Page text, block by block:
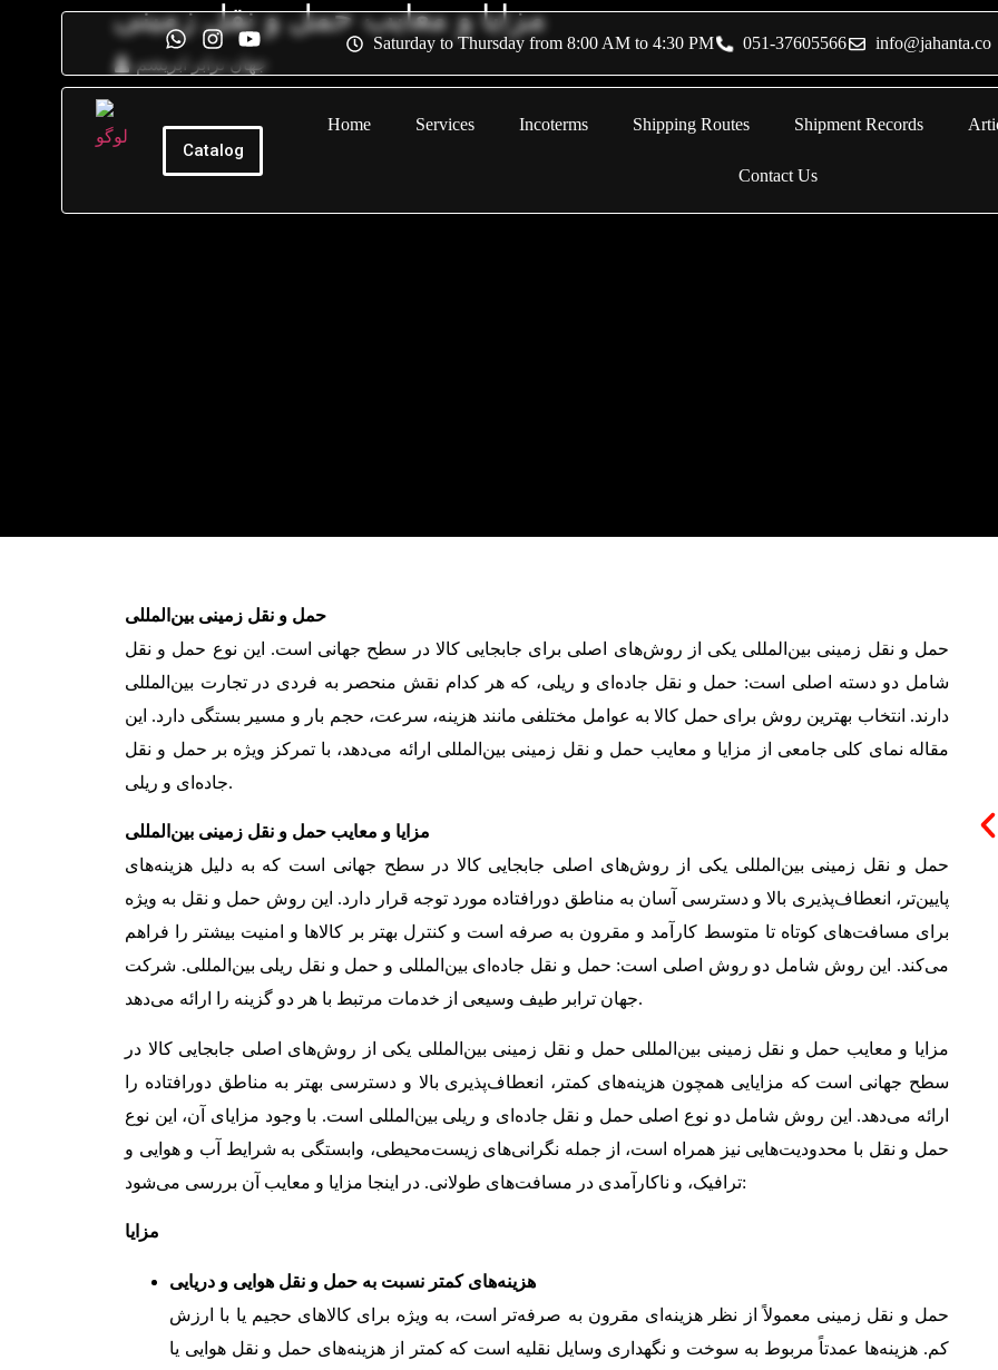
Saturday to Thursday from 8:00 AM to 4:30 PM 051-37605566 info@jahanta.co
Catalog
Home Services Incoterms Shipping Routes Shipment Records
Contact Us
مزایا و معایب حمل و نقل زمینی
جهان ترابر ابریشم
حمل و نقل زمینی بین‌المللی
حمل و نقل زمینی بین‌المللی یکی از روش‌های اصلی برای جابجایی کالا در سطح جهانی است. این نوع حمل و نقل
شامل دو دسته اصلی است: حمل و نقل جاده‌ای و ریلی، که هر کدام نقش منحصر به فردی در تجارت بین‌المللی
دارند. انتخاب بهترین روش برای حمل کالا به عوامل مختلفی مانند هزینه، سرعت، حجم بار و مسیر بستگی دارد. این
مقاله نمای کلی جامعی از مزایا و معایب حمل و نقل زمینی بین‌المللی ارائه می‌دهد، با تمرکز ویژه بر حمل و نقل
جاده‌ای و ریلی.
مزایا و معایب حمل و نقل زمینی بین‌المللی
حمل و نقل زمینی بین‌المللی یکی از روش‌های اصلی جابجایی کالا در سطح جهانی است که به دلیل هزینه‌های
پایین‌تر، انعطاف‌پذیری بالا و دسترسی آسان به مناطق دورافتاده مورد توجه قرار دارد. این روش حمل و نقل به ویژه
برای مسافت‌های کوتاه تا متوسط کارآمد و مقرون به صرفه است و کنترل بهتر بر کالاها و امنیت بیشتر را فراهم
می‌کند. این روش شامل دو روش اصلی است: حمل و نقل جاده‌ای بین‌المللی و حمل و نقل ریلی بین‌المللی. شرکت
جهان ترابر طیف وسیعی از خدمات مرتبط با هر دو گزینه را ارائه می‌دهد.
مزایا و معایب حمل و نقل زمینی بین‌المللی حمل و نقل زمینی بین‌المللی یکی از روش‌های اصلی جابجایی کالا در
سطح جهانی است که مزایایی همچون هزینه‌های کمتر، انعطاف‌پذیری بالا و دسترسی بهتر به مناطق دورافتاده را
ارائه می‌دهد. این روش شامل دو نوع اصلی حمل و نقل جاده‌ای و ریلی بین‌المللی است. با وجود مزایای آن، این نوع
حمل و نقل با محدودیت‌هایی نیز همراه است، از جمله نگرانی‌های زیست‌محیطی، وابستگی به شرایط آب و هوایی و
ترافیک، و ناکارآمدی در مسافت‌های طولانی. در اینجا مزایا و معایب آن بررسی می‌شود:
مزایا
هزینه‌های کمتر نسبت به حمل و نقل هوایی و دریایی
حمل و نقل زمینی معمولاً از نظر هزینه‌ای مقرون به صرفه‌تر است، به ویژه برای کالاهای حجیم یا با ارزش
کم. هزینه‌ها عمدتاً مربوط به سوخت و نگهداری وسایل نقلیه است که کمتر از هزینه‌های حمل و نقل هوایی یا